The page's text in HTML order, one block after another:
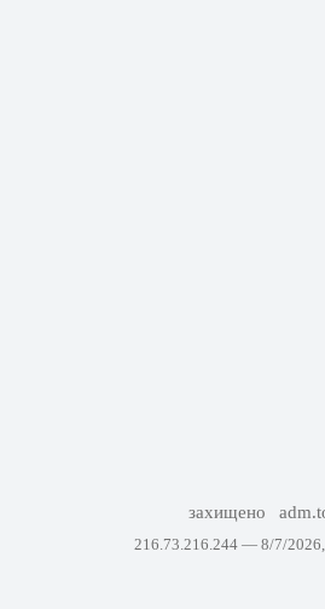
захищено
216.73.216.244 — 8/7/